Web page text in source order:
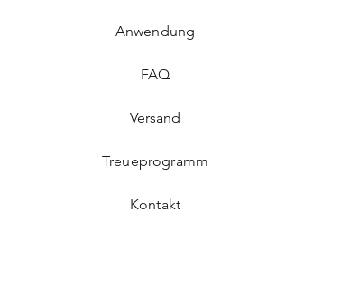
Anwendung
FAQ​
Versand
Treueprogramm
Kontakt